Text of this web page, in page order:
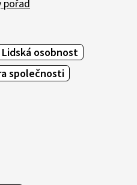
pořad
Lidská osobnost
společnosti